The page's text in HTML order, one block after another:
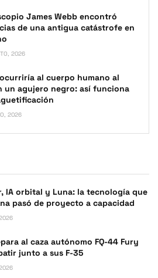
James Webb encontró
de una antigua catástrofe en
2026
al cuerpo humano al
un agujero negro: así funciona
2026
IA orbital y Luna: la tecnología que
pasó de proyecto a capacidad
al caza autónomo FQ-44 Fury
junto a sus F-35